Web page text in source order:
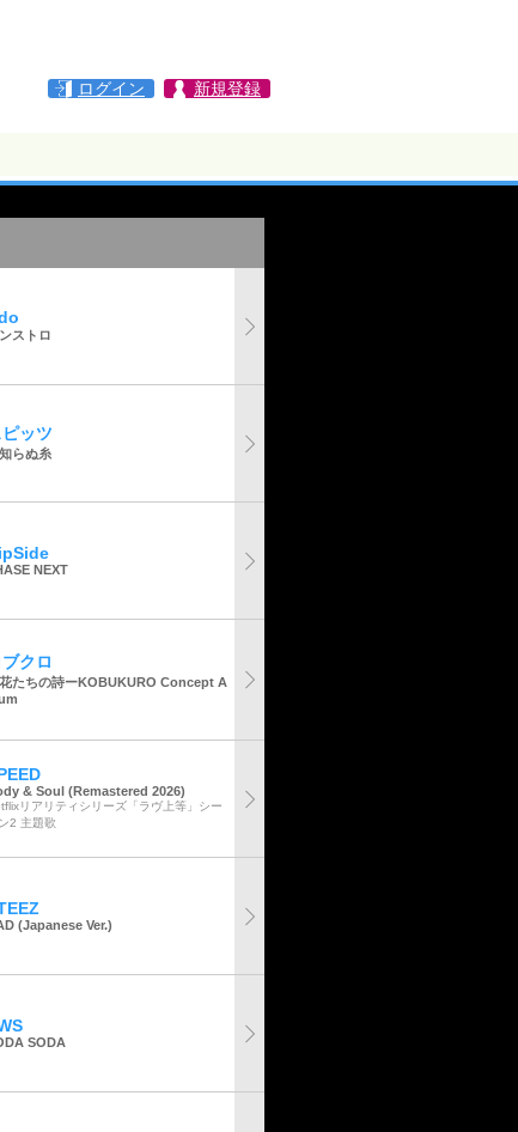
ログイン 新規登録
ストロ
ピッツ
らぬ糸
NEXT
ブクロ
たちの詩ーKOBUKURO Concept A
& Soul (Remastered 2026)
リアリティシリーズ「ラヴ上等」シー
2 主題歌
(Japanese Ver.)
SODA